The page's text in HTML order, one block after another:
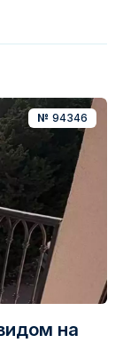
на
№ 94346